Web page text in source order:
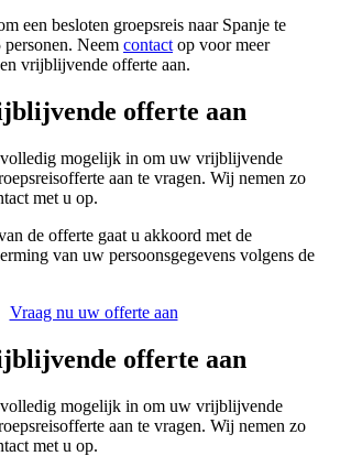
een besloten groepsreis naar Spanje te
Neem contact op voor meer
vrijblijvende offerte aan.
offerte aan
mogelijk in om uw vrijblijvende
aan te vragen. Wij nemen zo
met u op.
de offerte gaat u akkoord met de
van uw persoonsgegevens volgens de
Vraag nu uw offerte aan
offerte aan
mogelijk in om uw vrijblijvende
aan te vragen. Wij nemen zo
met u op.